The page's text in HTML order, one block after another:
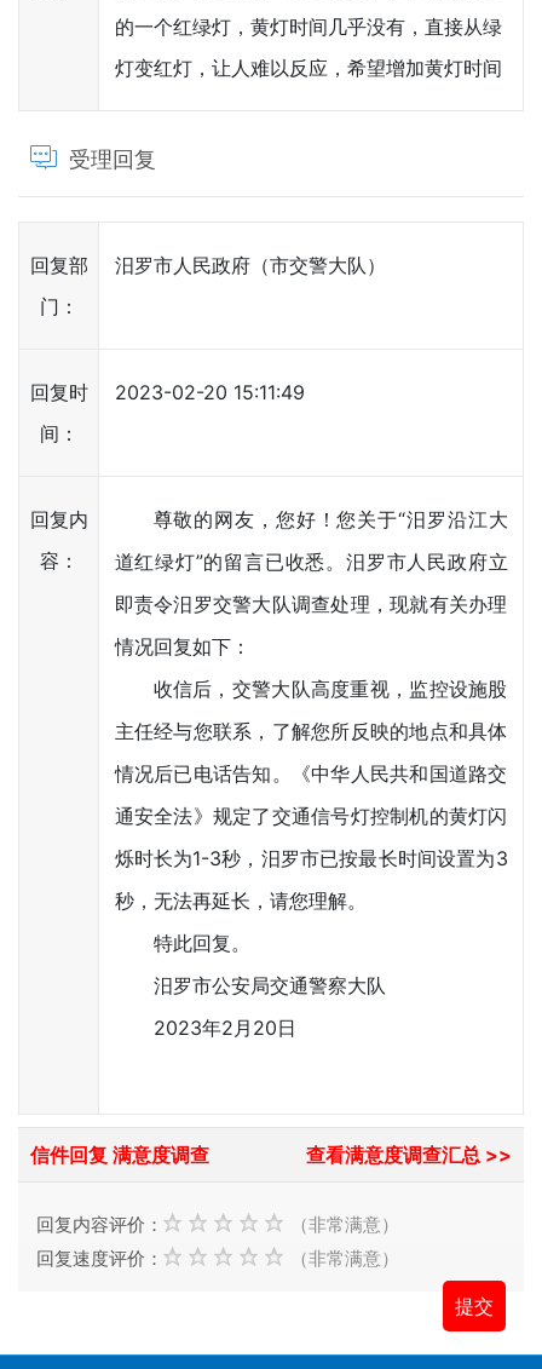
的一个红绿灯，黄灯时间几乎没有，直接从绿
灯变红灯，让人难以反应，希望增加黄灯时间
受理回复
回复部
门：
汨罗市人民政府（市交警大队）
回复时
间：
2023-02-20 15:11:49
回复内
容：
尊敬的网友，您好！您关于“汨罗沿江大
道红绿灯”的留言已收悉。汨罗市人民政府立
即责令汨罗交警大队调查处理，现就有关办理
情况回复如下：
收信后，交警大队高度重视，监控设施股
主任经与您联系，了解您所反映的地点和具体
情况后已电话告知。《中华人民共和国道路交
通安全法》规定了交通信号灯控制机的黄灯闪
烁时长为1-3秒，汨罗市已按最长时间设置为3
秒，无法再延长，请您理解。
特此回复。
汨罗市公安局交通警察大队
2023年2月20日
信件回复 满意度调查 查看满意度调查汇总 >>
回复内容评价：
（非常满意）
回复速度评价：
（非常满意）